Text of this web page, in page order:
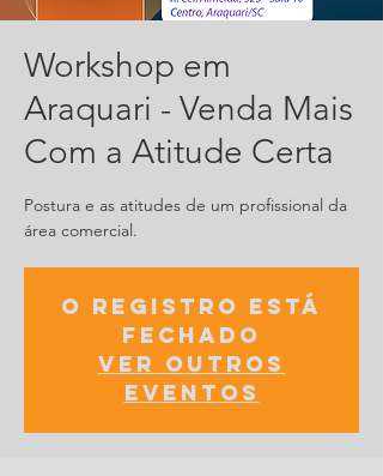
Workshop em
Araquari - Venda Mais
Com a Atitude Certa
Postura e as atitudes de um profissional da
área comercial.
O registro está
fechado
Ver outros
eventos